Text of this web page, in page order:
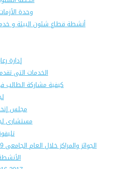
وحدة
أنشطة قطاع شئون البيئة و
إدارة
الخدمات التى
كيفية مشاركة الطالب
مجلس
مستشارى
الجوائز والمراكز خلال العام الجامعى 2019-2020